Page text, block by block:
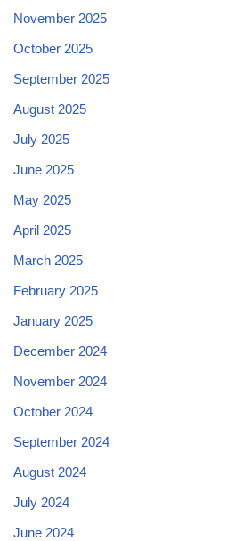
November 2025
October 2025
September 2025
August 2025
July 2025
June 2025
May 2025
April 2025
March 2025
February 2025
January 2025
December 2024
November 2024
October 2024
September 2024
August 2024
July 2024
June 2024